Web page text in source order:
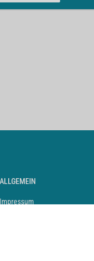
ALLGEMEIN
Impressum